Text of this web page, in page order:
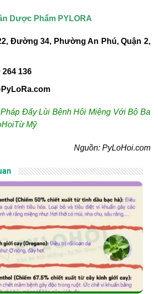
Dược Phẩm PYLORA
Đường 34, Phường An Phú, Quận 2,
264 136
Đấy Lùi Bệnh Hôi Miệng Với Bộ Ba
Mỹ
Nguồn: PyLoHoi.com